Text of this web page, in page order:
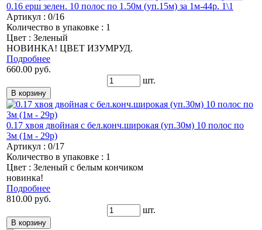
0.16 ерш зелен. 10 полос по 1.50м (уп.15м) за 1м-44р. 1\1
Артикул : 0/16
Количество в упаковке : 1
Цвет : Зеленый
НОВИНКА! ЦВЕТ ИЗУМРУД.
Подробнее
660.00 руб.
шт.
0.17 хвоя двойная с бел.конч.широкая (уп.30м) 10 полос по
3м (1м - 29р)
Артикул : 0/17
Количество в упаковке : 1
Цвет : Зеленый с белым кончиком
новинка!
Подробнее
810.00 руб.
шт.